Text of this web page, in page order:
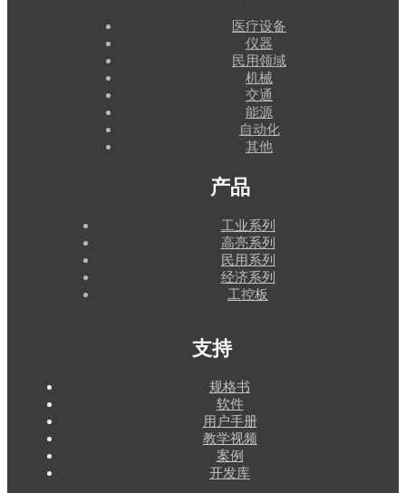
医疗设备
仪器
民用领域
机械
交通
能源
自动化
其他
产品
工业系列
高亮系列
民用系列
经济系列
工控板
支持
规格书
软件
用户手册
教学视频
案例
开发库